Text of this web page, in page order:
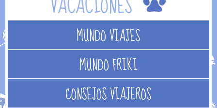
MUNDO VIAJES
MUNDO FRIKI
CONSEJOS VIAJEROS